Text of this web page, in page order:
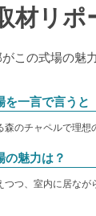
材リポ
この式場の魅
を一言で言うと
森のチャペルで理想
の魅力は？
つつ、室内に居なが